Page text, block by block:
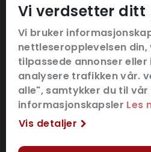
Vi verdsetter
Vi bruker
nettleseropplevelsen din,
tilpassede annonser eller
analysere trafikken vår.
alle", samtykker du til
informasjonskapsler Les
Vis detaljer
KONTAKT OSS
SNARVEIER
FØLG OSS